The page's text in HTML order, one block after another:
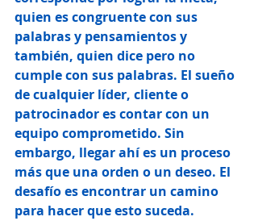
quien es congruente con sus
palabras y pensamientos y
también, quien dice pero no
cumple con sus palabras. El sueño
de cualquier líder, cliente o
patrocinador es contar con un
equipo comprometido. Sin
embargo, llegar ahí es un proceso
más que una orden o un deseo. El
desafío es encontrar un camino
para hacer que esto suceda.